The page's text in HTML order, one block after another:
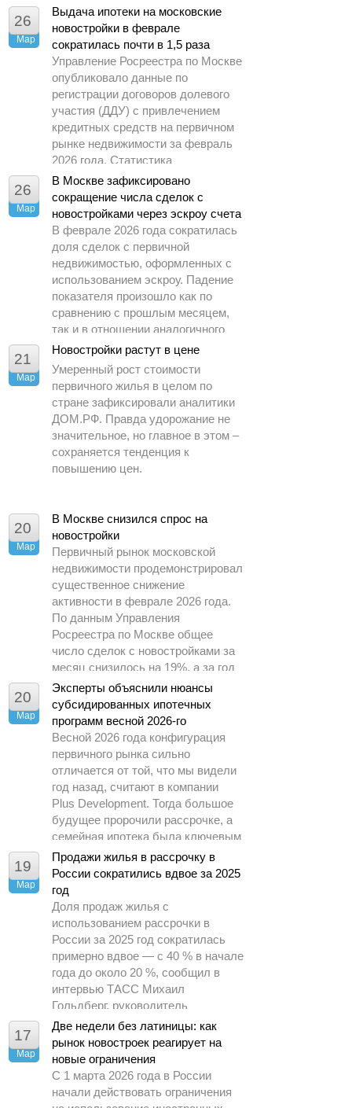
Управлением Росреестра по
Москве.
26
Мар
Выдача ипотеки на московские
новостройки в феврале
сократилась почти в 1,5 раза
Управление Росреестра по Москве
опубликовало данные по
регистрации договоров долевого
участия (ДДУ) с привлечением
кредитных средств на первичном
рынке недвижимости за февраль
2026 года. Статистика
демонстрирует заметное
охлаждение спроса по сравнению
с предыдущими периодами.
26
Мар
В Москве зафиксировано
сокращение числа сделок с
новостройками через эскроу счета
В феврале 2026 года сократилась
доля сделок с первичной
недвижимостью, оформленных с
использованием эскроу. Падение
показателя произошло как по
сравнению с прошлым месяцем,
так и в отношении аналогичного
периода 2025 года.
21
Мар
Новостройки растут в цене
Умеренный рост стоимости
первичного жилья в целом по
стране зафиксировали аналитики
ДОМ.РФ. Правда удорожание не
значительное, но главное в этом –
сохраняется тенденция к
повышению цен.
20
Мар
В Москве снизился спрос на
новостройки
Первичный рынок московской
недвижимости продемонстрировал
существенное снижение
активности в феврале 2026 года.
По данным Управления
Росреестра по Москве общее
число сделок с новостройками за
месяц снизилось на 19%, а за год
– почти в 1,5 раза.
20
Мар
Эксперты объяснили нюансы
субсидированных ипотечных
программ весной 2026-го
Весной 2026 года конфигурация
первичного рынка сильно
отличается от той, что мы видели
год назад, считают в компании
Plus Development. Тогда большое
будущее пророчили рассрочке, а
семейная ипотека была ключевым
драйвером спроса.
19
Мар
Продажи жилья в рассрочку в
России сократились вдвое за 2025
год
Доля продаж жилья с
использованием рассрочки в
России за 2025 год сократилась
примерно вдвое — с 40 % в начале
года до около 20 %, сообщил в
интервью ТАСС Михаил
Гольдберг, руководитель
аналитического центра ДОМ.РФ.
17
Мар
Две недели без латиницы: как
рынок новостроек реагирует на
новые ограничения
С 1 марта 2026 года в России
начали действовать ограничения